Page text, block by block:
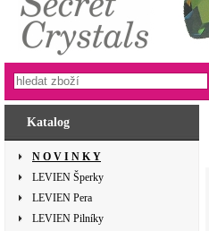
Katalog
N O V I N K Y
LEVIEN Šperky
LEVIEN Pera
LEVIEN Pilníky